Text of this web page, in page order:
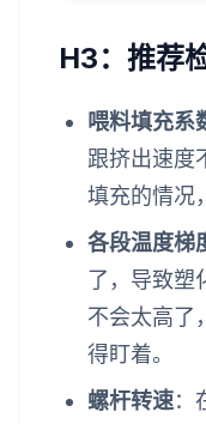
H3：推荐
喂料填充系
跟挤出速度
填充的情况
各段温度梯
了，导致塑
不会太高了
得盯着。
螺杆转速：